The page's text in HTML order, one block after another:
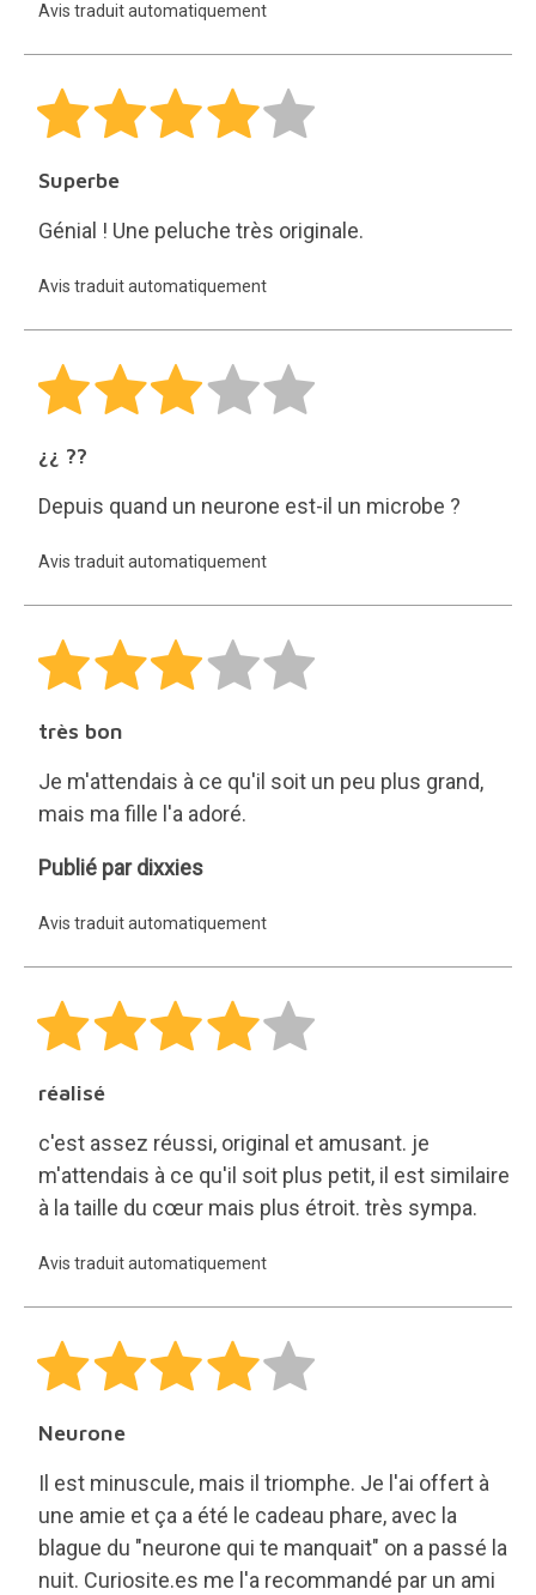
Avis traduit automatiquement
Superbe
Génial ! Une peluche très originale.
Avis traduit automatiquement
¿¿ ??
Depuis quand un neurone est-il un microbe ?
Avis traduit automatiquement
très bon
Je m'attendais à ce qu'il soit un peu plus grand,
mais ma fille l'a adoré.
dixxies
Publié par dixxies
Avis traduit automatiquement
réalisé
c'est assez réussi, original et amusant. je
m'attendais à ce qu'il soit plus petit, il est similaire
à la taille du cœur mais plus étroit. très sympa.
Avis traduit automatiquement
Neurone
Il est minuscule, mais il triomphe. Je l'ai offert à
une amie et ça a été le cadeau phare, avec la
blague du "neurone qui te manquait" on a passé la
nuit. Curiosite.es me l'a recommandé par un ami